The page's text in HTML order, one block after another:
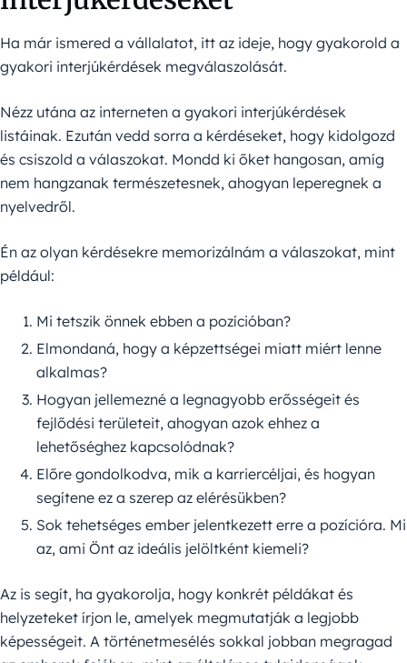
Ha már ismered a vállalatot, itt az ideje, hogy gyakorold a
gyakori interjúkérdések megválaszolását.
Nézz utána az interneten a gyakori interjúkérdések
listáinak. Ezután vedd sorra a kérdéseket, hogy kidolgozd
és csiszold a válaszokat. Mondd ki őket hangosan, amíg
nem hangzanak természetesnek, ahogyan leperegnek a
nyelvedről.
Én az olyan kérdésekre memorizálnám a válaszokat, mint
például:
Mi tetszik önnek ebben a pozícióban?
Elmondaná, hogy a képzettségei miatt miért lenne
alkalmas?
Hogyan jellemezné a legnagyobb erősségeit és
fejlődési területeit, ahogyan azok ehhez a
lehetőséghez kapcsolódnak?
Előre gondolkodva, mik a karriercéljai, és hogyan
segítene ez a szerep az elérésükben?
Sok tehetséges ember jelentkezett erre a pozícióra. Mi
az, ami Önt az ideális jelöltként kiemeli?
Az is segít, ha gyakorolja, hogy konkrét példákat és
helyzeteket írjon le, amelyek megmutatják a legjobb
képességeit. A történetmesélés sokkal jobban megragad